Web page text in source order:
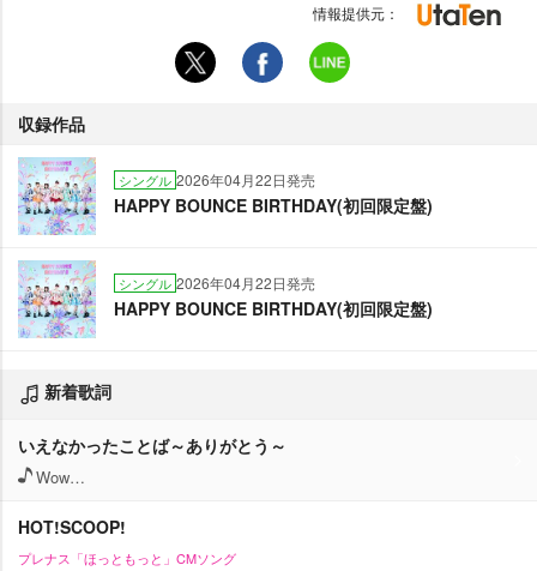
情報提供元：
収録作品
シングル 2026年04月22日発売
HAPPY BOUNCE BIRTHDAY(初回限定盤)
シングル 2026年04月22日発売
HAPPY BOUNCE BIRTHDAY(初回限定盤)
新着歌詞
いえなかったことば～ありがとう～
Wow…
HOT!SCOOP!
プレナス「ほっともっと」CMソング